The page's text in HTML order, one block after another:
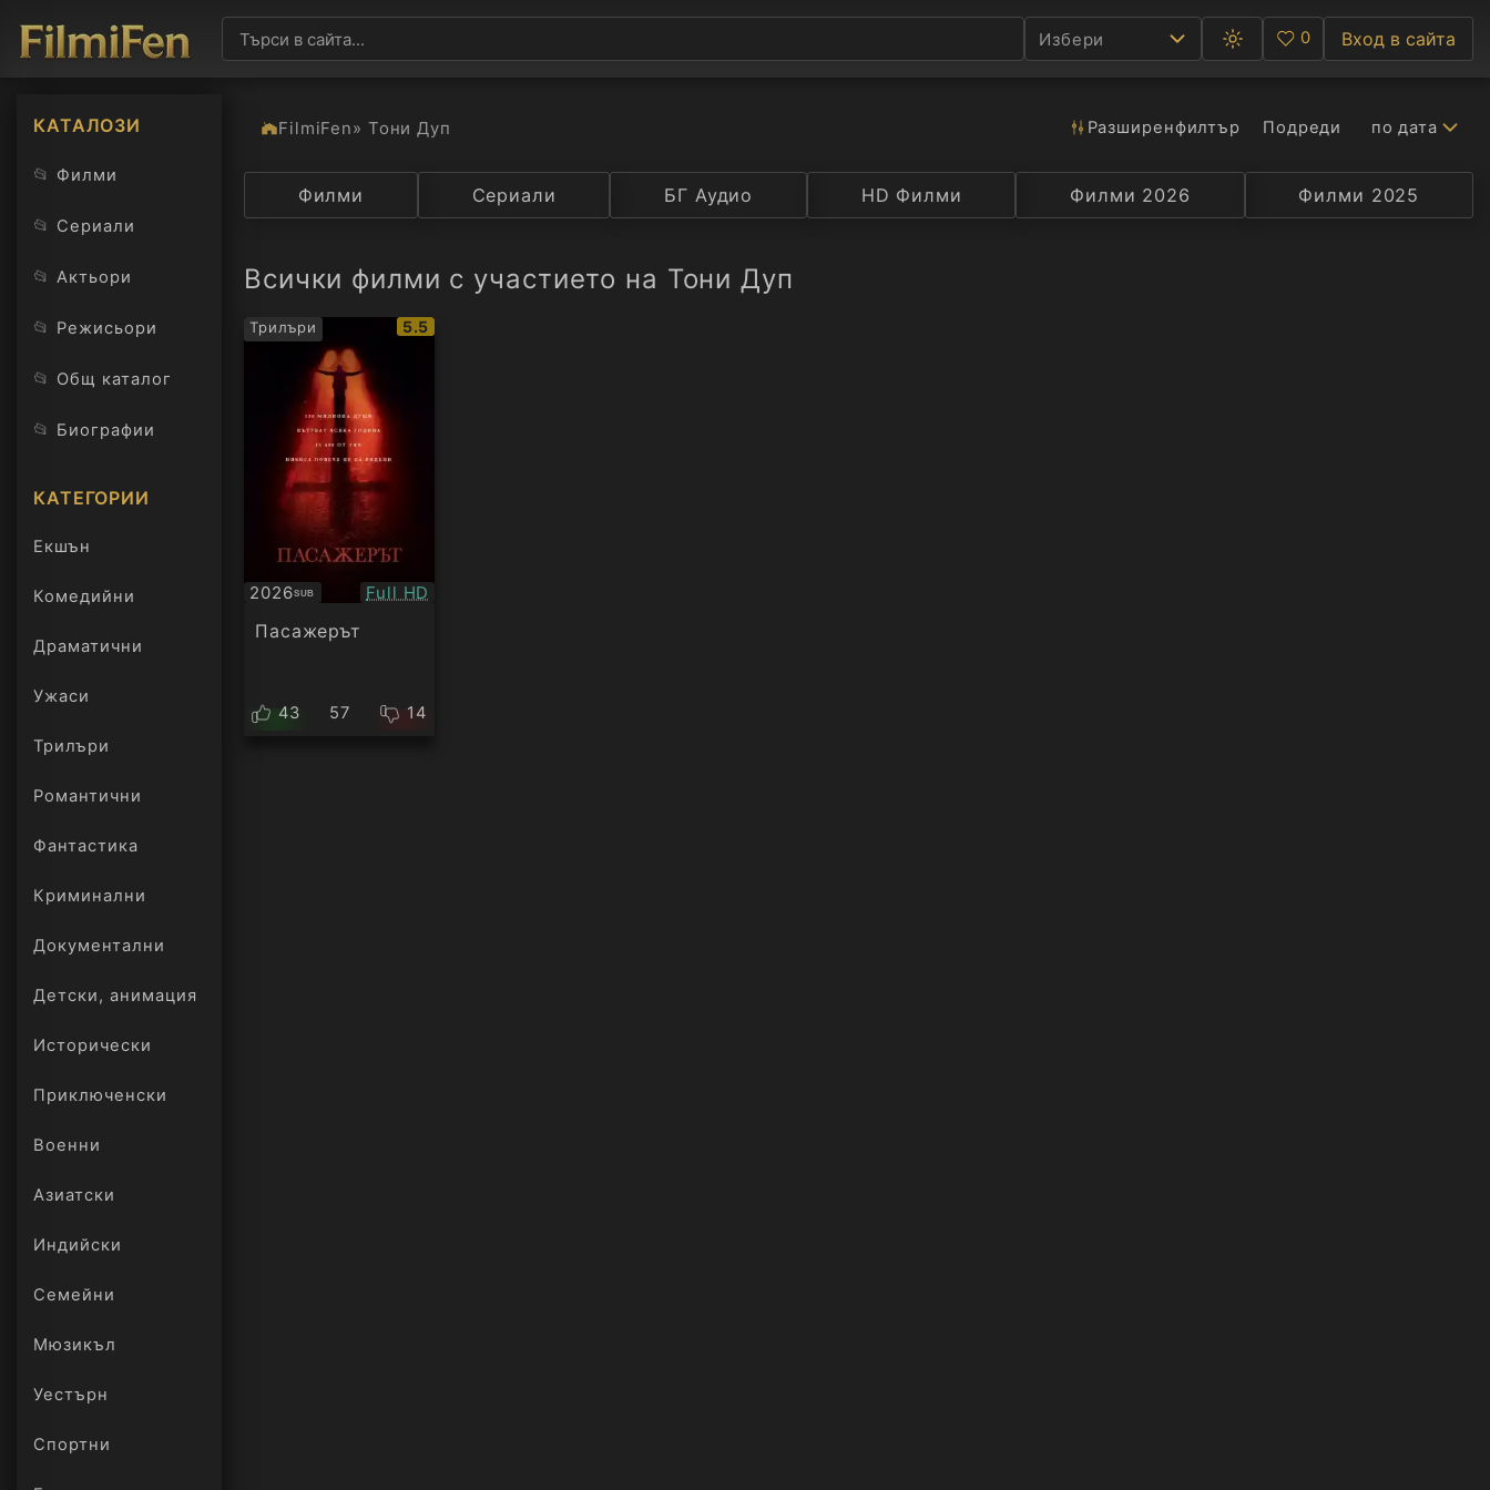
Избери
Превключване
между
светла
Любими
0 Вход в сайта
КАТАЛОЗИ
📂 Филми
📂 Сериали
📂 Актьори
📂 Режисьори
📂 Общ каталог
📂 Биографии
КАТЕГОРИИ
Екшън
Комедийни
Драматични
Ужаси
Трилъри
онлайн
Романтични
Фантастика
Криминални
Документални
Детски, анимация
Исторически
Приключенски
Военни
Азиатски
Индийски
Семейни
Мюзикъл
Уестърн
Спортни
FilmiFen» Тони Дуп Разширенфилтър Подреди по дата
Категория Държава Рейтинг Селекция Превод Актьор
Филми Сериали БГ Аудио HD Филми Филми 2026 Филми 2025
Всички филми с участието на Тони Дуп
Трилъри
IMDb
5.5
2026SUB
Субтитри Качество:
Full HD
Пасажерът
43 57 14